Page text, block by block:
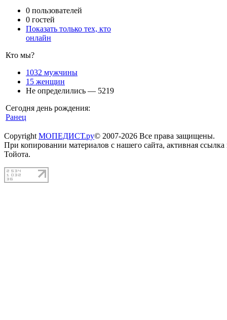
0 пользователей
0 гостей
Показать только тех, кто
онлайн
Кто мы?
1032 мужчины
15 женщин
Не определились — 5219
Сегодня день рождения:
Ранец
Copyright МОПЕДИСТ.ру© 2007-2026 Все права защищены.
При копировании материалов с нашего сайта, активная
Тойота.